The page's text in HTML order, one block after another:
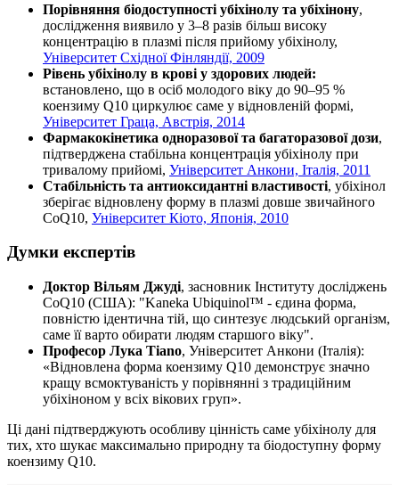
Порівняння біодоступності убіхінолу та убіхінону,
дослідження виявило у 3–8 разів більш високу
концентрацію в плазмі після прийому убіхінолу,
Університет Східної Фінляндії, 2009
Рівень убіхінолу в крові у здорових людей:
встановлено, що в осіб молодого віку до 90–95 %
коензиму Q10 циркулює саме у відновленій формі,
Університет Граца, Австрія, 2014
Фармакокінетика одноразової та багаторазової дози,
підтверджена стабільна концентрація убіхінолу при
тривалому прийомі, Університет Анкони, Італія, 2011
Стабільність та антиоксидантні властивості, убіхінол
зберігає відновлену форму в плазмі довше звичайного
CoQ10, Університет Кіото, Японія, 2010
Думки експертів
Доктор Вільям Джуді, засновник Інституту досліджень
CoQ10 (США): "Kaneka Ubiquinol™ - єдина форма,
повністю ідентична тій, що синтезує людський організм,
саме її варто обирати людям старшого віку".
Професор Лука Тiano, Університет Анкони (Італія):
«Відновлена форма коензиму Q10 демонструє значно
кращу всмоктуваність у порівнянні з традиційним
убіхіноном у всіх вікових груп».
Ці дані підтверджують особливу цінність саме убіхінолу для
тих, хто шукає максимально природну та біодоступну форму
коензиму Q10.